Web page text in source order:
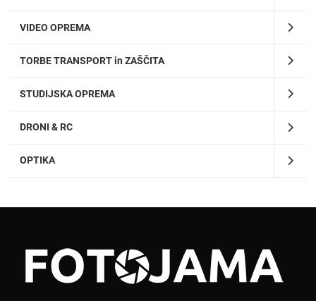
VIDEO OPREMA
TORBE TRANSPORT in ZAŠČITA
STUDIJSKA OPREMA
DRONI & RC
OPTIKA